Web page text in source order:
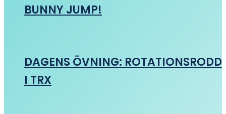
BUNNY JUMP!
DAGENS ÖVNING: ROTATIONSRODD
I TRX